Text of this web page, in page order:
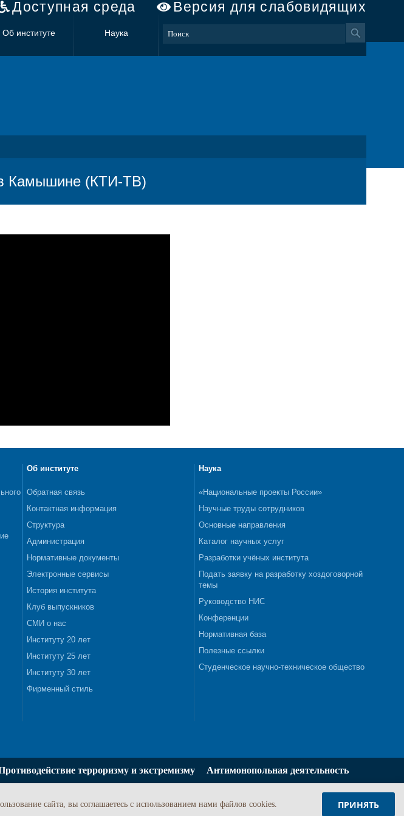
Доступная среда Версия для слабовидящих
Об институте Наука
Камышине (КТИ-ТВ)
Об институте
Обратная связь
Контактная информация
Структура
Администрация
Нормативные документы
Электронные сервисы
История института
Клуб выпускников
СМИ о нас
Институту 20 лет
Институту 25 лет
Институту 30 лет
Фирменный стиль
Наука
«Национальные проекты России»
Научные труды сотрудников
Основные направления
Каталог научных услуг
Разработки учёных института
Подать заявку на разработку хоздоговорной
темы
Руководство НИС
Конференции
Нормативная база
Полезные ссылки
Студенческое научно-техническое общество
терроризму и экстремизму Антимонопольная деятельность
сайта, вы соглашаетесь c использованием нами файлов cookies. ПРИНЯТЬ